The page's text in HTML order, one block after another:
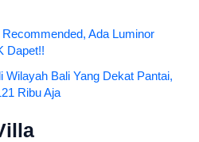
Ada Luminor
Dapet!!
Wilayah Bali Yang Dekat Pantai,
Ribu Aja